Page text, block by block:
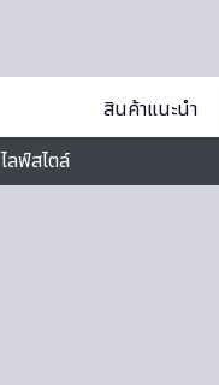
สินค้าแนะนำ
ไลฟ์สไตล์